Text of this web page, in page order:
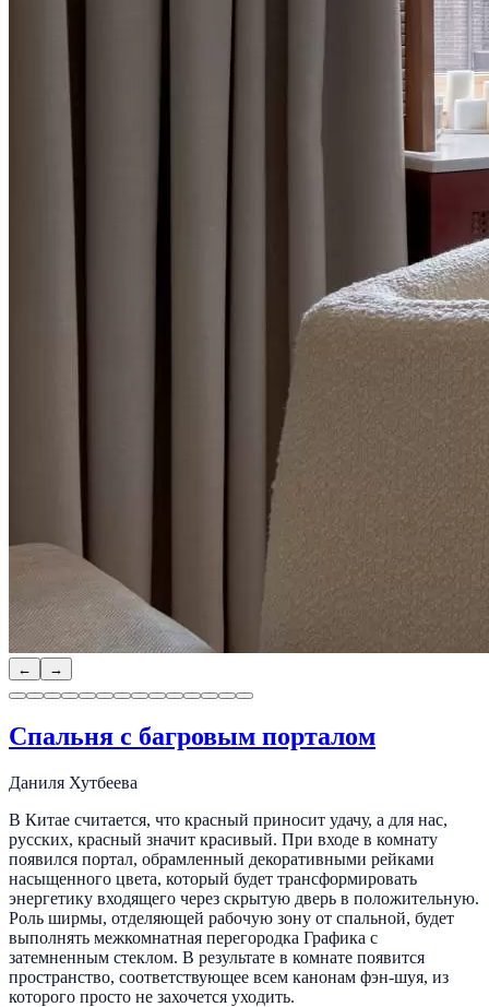
← →
Спальня с багровым порталом
Даниля Хутбеева
В Китае считается, что красный приносит удачу, а для нас,
русских, красный значит красивый. При входе в комнату
появился портал, обрамленный декоративными рейками
насыщенного цвета, который будет трансформировать
энергетику входящего через скрытую дверь в положительную.
Роль ширмы, отделяющей рабочую зону от спальной, будет
выполнять межкомнатная перегородка Графика с
затемненным стеклом. В результате в комнате появится
пространство, соответствующее всем канонам фэн-шуя, из
которого просто не захочется уходить.